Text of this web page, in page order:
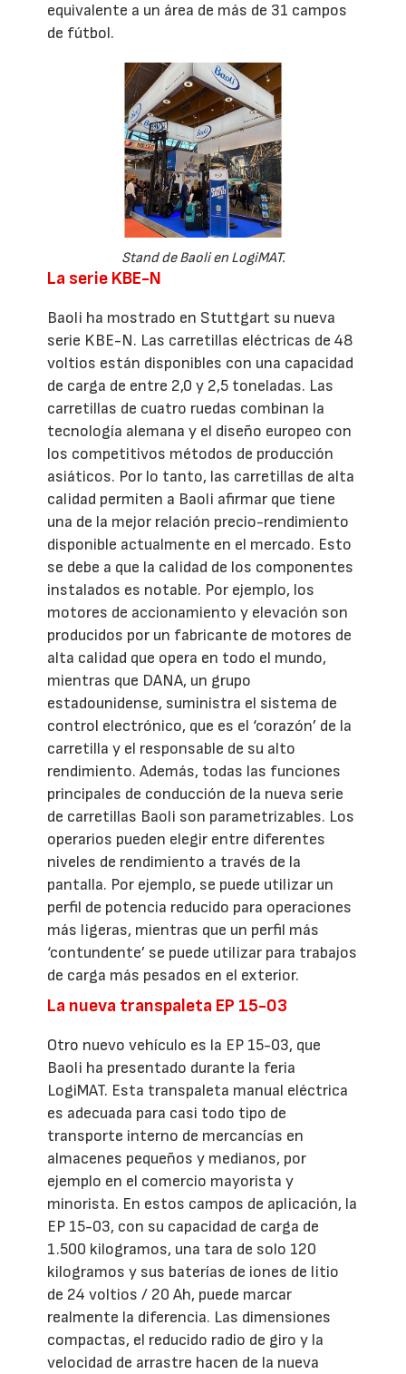
equivalente a un área de más de 31 campos
de fútbol.
Stand de Baoli en LogiMAT.
La serie KBE-N
Baoli ha mostrado en Stuttgart su nueva
serie KBE-N. Las carretillas eléctricas de 48
voltios están disponibles con una capacidad
de carga de entre 2,0 y 2,5 toneladas. Las
carretillas de cuatro ruedas combinan la
tecnología alemana y el diseño europeo con
los competitivos métodos de producción
asiáticos. Por lo tanto, las carretillas de alta
calidad permiten a Baoli afirmar que tiene
una de la mejor relación precio-rendimiento
disponible actualmente en el mercado. Esto
se debe a que la calidad de los componentes
instalados es notable. Por ejemplo, los
motores de accionamiento y elevación son
producidos por un fabricante de motores de
alta calidad que opera en todo el mundo,
mientras que DANA, un grupo
estadounidense, suministra el sistema de
control electrónico, que es el ‘corazón’ de la
carretilla y el responsable de su alto
rendimiento. Además, todas las funciones
principales de conducción de la nueva serie
de carretillas Baoli son parametrizables. Los
operarios pueden elegir entre diferentes
niveles de rendimiento a través de la
pantalla. Por ejemplo, se puede utilizar un
perfil de potencia reducido para operaciones
más ligeras, mientras que un perfil más
‘contundente’ se puede utilizar para trabajos
de carga más pesados en el exterior.
La nueva transpaleta EP 15-03
Otro nuevo vehículo es la EP 15-03, que
Baoli ha presentado durante la feria
LogiMAT. Esta transpaleta manual eléctrica
es adecuada para casi todo tipo de
transporte interno de mercancías en
almacenes pequeños y medianos, por
ejemplo en el comercio mayorista y
minorista. En estos campos de aplicación, la
EP 15-03, con su capacidad de carga de
1.500 kilogramos, una tara de solo 120
kilogramos y sus baterías de iones de litio
de 24 voltios / 20 Ah, puede marcar
realmente la diferencia. Las dimensiones
compactas, el reducido radio de giro y la
velocidad de arrastre hacen de la nueva